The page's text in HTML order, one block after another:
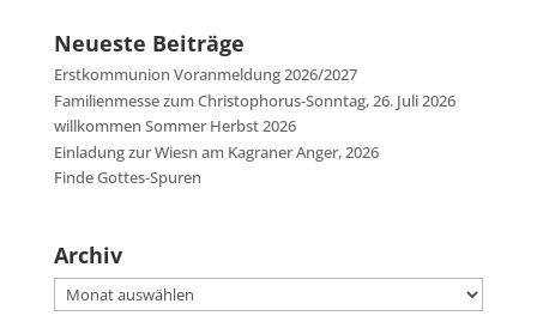
Neueste Beiträge
Erstkommunion Voranmeldung 2026/2027
Familienmesse zum Christophorus-Sonntag, 26. Juli 2026
willkommen Sommer Herbst 2026
Einladung zur Wiesn am Kagraner Anger, 2026
Finde Gottes-Spuren
Archiv
Archiv